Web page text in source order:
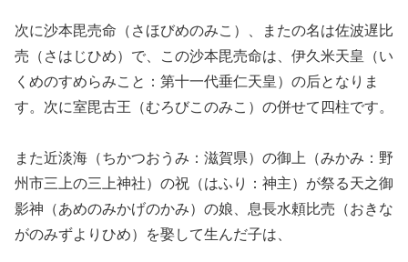
次に沙本毘売命（さほびめのみこ）、またの名は佐波遅比
売（さはじひめ）で、この沙本毘売命は、伊久米天皇（い
くめのすめらみこと：第十一代垂仁天皇）の后となりま
す。次に室毘古王（むろびこのみこ）の併せて四柱です。
また近淡海（ちかつおうみ：滋賀県）の御上（みかみ：野
州市三上の三上神社）の祝（はふり：神主）が祭る天之御
影神（あめのみかげのかみ）の娘、息長水頼比売（おきな
がのみずよりひめ）を娶して生んだ子は、